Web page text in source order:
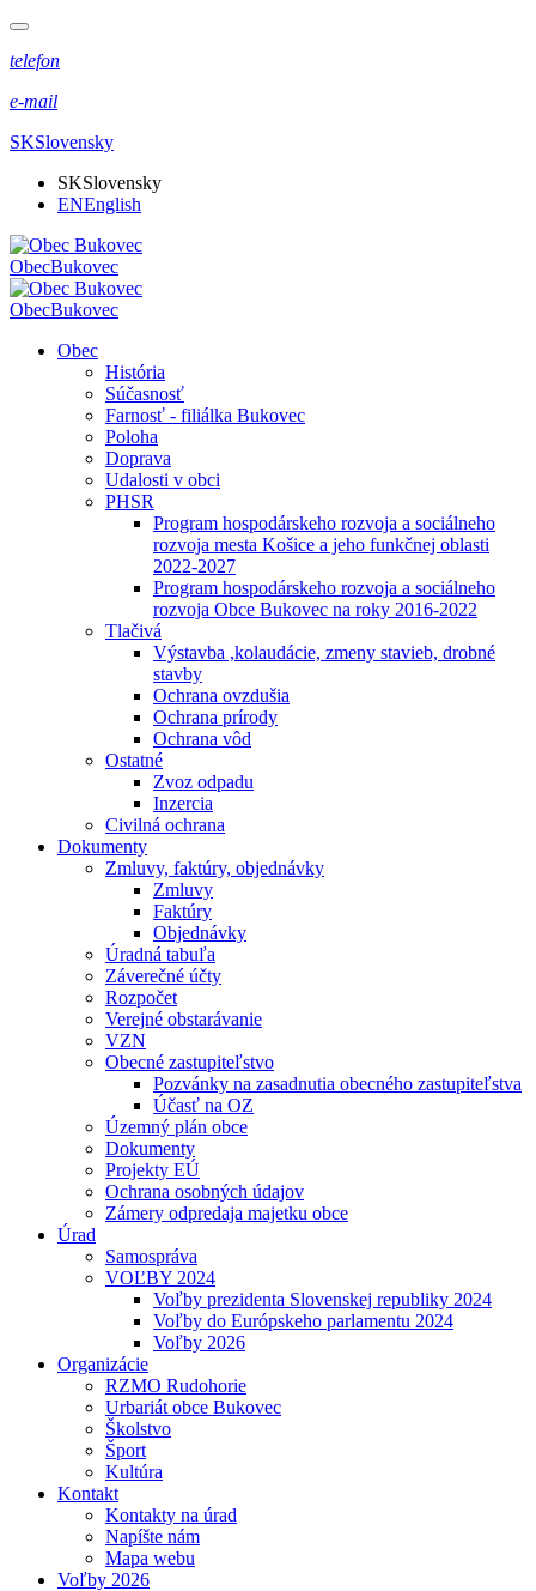
telefon
e-mail
SKSlovensky
SKSlovensky
ENEnglish
ObecBukovec
ObecBukovec
Obec
História
Súčasnosť
Farnosť - filiálka Bukovec
Poloha
Doprava
Udalosti v obci
PHSR
Program hospodárskeho rozvoja a sociálneho
rozvoja mesta Košice a jeho funkčnej oblasti
2022-2027
Program hospodárskeho rozvoja a sociálneho
rozvoja Obce Bukovec na roky 2016-2022
Tlačivá
Výstavba ,kolaudácie, zmeny stavieb, drobné
stavby
Ochrana ovzdušia
Ochrana prírody
Ochrana vôd
Ostatné
Zvoz odpadu
Inzercia
Civilná ochrana
Dokumenty
Zmluvy, faktúry, objednávky
Zmluvy
Faktúry
Objednávky
Úradná tabuľa
Záverečné účty
Rozpočet
Verejné obstarávanie
VZN
Obecné zastupiteľstvo
Pozvánky na zasadnutia obecného zastupiteľstva
Účasť na OZ
Územný plán obce
Dokumenty
Projekty EÚ
Ochrana osobných údajov
Zámery odpredaja majetku obce
Úrad
Samospráva
VOĽBY 2024
Voľby prezidenta Slovenskej republiky 2024
Voľby do Európskeho parlamentu 2024
Voľby 2026
Organizácie
RZMO Rudohorie
Urbariát obce Bukovec
Školstvo
Šport
Kultúra
Kontakt
Kontakty na úrad
Napíšte nám
Mapa webu
Voľby 2026